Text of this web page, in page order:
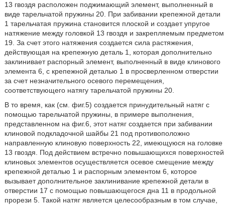
13 гвоздя расположен поджимающий элемент, выполненный в
виде тарельчатой пружины 20. При забивании крепежной детали
1 тарельчатая пружина становится плоской и создает упругое
натяжение между головкой 13 гвоздя и закрепляемым предметом
19. За счет этого натяжения создается сила растяжения,
действующая на крепежную деталь 1, которая дополнительно
заклинивает распорный элемент, выполненный в виде клинового
элемента 6, с крепежной деталью 1 в просверленном отверстии
за счет незначительного осевого перемещения,
соответствующего натягу тарельчатой пружины 20.
В то время, как (см. фиг.5) создается принудительный натяг с
помощью тарельчатой пружины, в примере выполнения,
представленном на фиг.6, этот натяг создается при забивании
клиновой подкладочной шайбы 21 под противоположно
направленную клиновую поверхность 22, имеющуюся на головке
13 гвоздя. Под действием встречно повышающихся поверхностей
клиновых элементов осуществляется осевое смещение между
крепежной деталью 1 и распорным элементом 6, которое
вызывает дополнительное заклинивание крепежной детали в
отверстии 17 с помощью повышающегося дна 11 в продольной
прорези 5. Такой натяг является целесообразным в том случае,